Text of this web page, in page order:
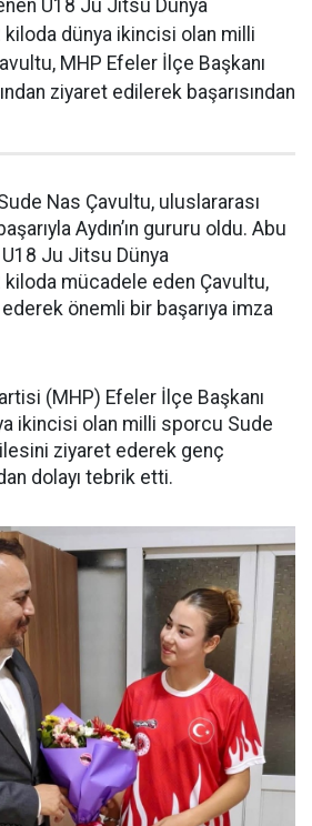
U18 Ju Jitsu Dünya
kiloda dünya ikincisi olan milli
MHP Efeler İlçe Başkanı
ziyaret edilerek başarısından
Nas Çavultu, uluslararası
Aydın’ın gururu oldu. Abu
U18 Ju Jitsu Dünya
kiloda mücadele eden Çavultu,
önemli bir başarıya imza
(MHP) Efeler İlçe Başkanı
ikincisi olan milli sporcu Sude
ziyaret ederek genç
dolayı tebrik etti.